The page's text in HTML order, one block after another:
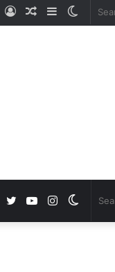
Switch
Sidebar
Random
Log
Instagram
Switch
Instagram
YouTube
Twitter
Facebook